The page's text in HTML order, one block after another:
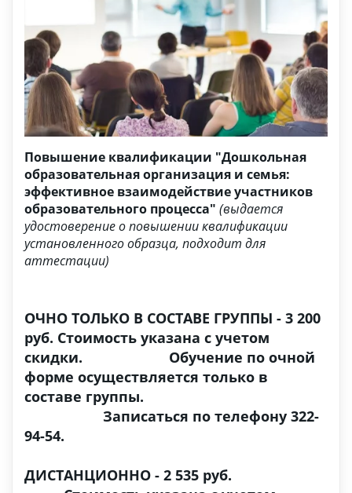
Повышение квалификации "Дошкольная
образовательная организация и семья:
эффективное взаимодействие участников
образовательного процесса" (выдается
удостоверение о повышении квалификации
установленного образца, подходит для
аттестации)
ОЧНО ТОЛЬКО В СОСТАВЕ ГРУППЫ - 3 200
руб. Стоимость указана с учетом
скидки. Обучение по очной
форме осуществляется только в
составе группы.
Записаться по телефону 322-
94-54.
ДИСТАНЦИОННО - 2 535 руб.